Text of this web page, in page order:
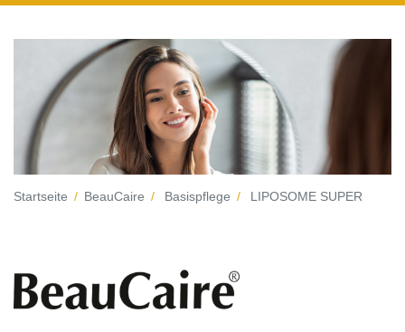
Startseite BeauCaire Basispflege LIPOSOME SUPER